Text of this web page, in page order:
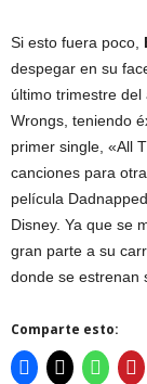
Si esto fuera poco,
despegar en su
último trimestre
Wrongs, teniendo
primer single, «All
canciones para
película
Disney. Ya que se
gran parte a su
donde se estrenan
Comparte esto: